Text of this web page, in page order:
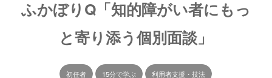
ふかぼりQ「知的障がい者にもっ
と寄り添う個別面談」
初任者 15分で学ぶ 利用者支援・技法